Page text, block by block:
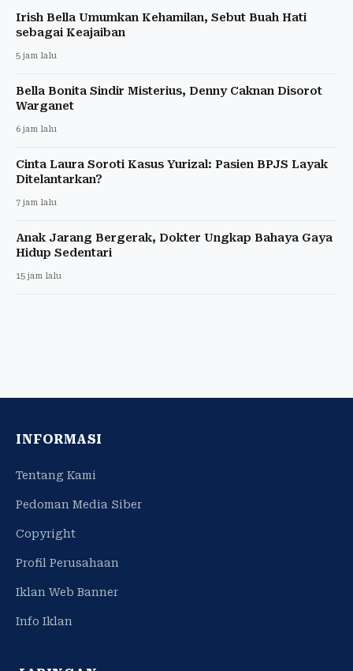
Irish Bella Umumkan Kehamilan, Sebut Buah Hati
sebagai Keajaiban
5 jam lalu
Bella Bonita Sindir Misterius, Denny Caknan Disorot
Warganet
6 jam lalu
Cinta Laura Soroti Kasus Yurizal: Pasien BPJS Layak
Ditelantarkan?
7 jam lalu
Anak Jarang Bergerak, Dokter Ungkap Bahaya Gaya
Hidup Sedentari
15 jam lalu
INFORMASI
Tentang Kami
Pedoman Media Siber
Copyright
Profil Perusahaan
Iklan Web Banner
Info Iklan